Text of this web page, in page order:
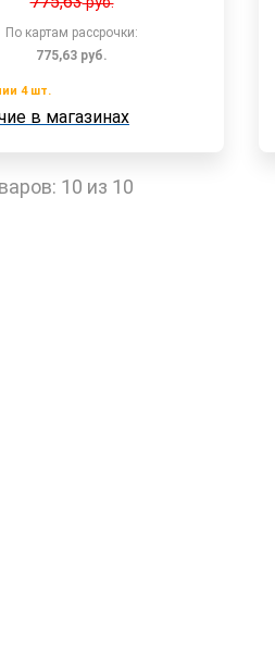
По картам рассрочки:
775,63 руб.
В корзину
Быстрый заказ
4 шт.
4 шт.
в магазинах
10 из 10